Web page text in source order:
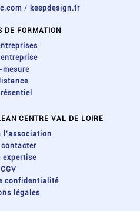
/ keepdesign.fr
DE FORMATION
mesure
CENTRE VAL DE LOIRE
l'association
contacter
expertise
CGV
confidentialité
légales